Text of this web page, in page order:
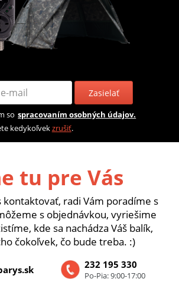
Zasielať
so spracovaním osobných údajov.
kedykoľvekzrušiť.
tu pre Vás
kontaktovať, radi Vám poradíme s
s objednávkou, vyriešime
kde sa nachádza Váš balík,
čokoľvek, čo bude treba. :)
232 195 330
Po-Pia: 9:00-17:00